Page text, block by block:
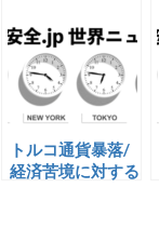
トルコ通貨暴落/
経済苦境に対する